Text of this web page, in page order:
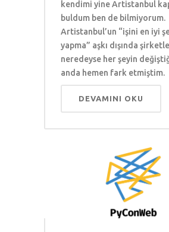
kendimi yine Artistanbul
buldum ben de bilmiyorum.
Artistanbul’un “işini en iyi
yapma” aşkı dışında
neredeyse her şeyin
anda hemen fark etmiştim.
DEVAMINI OKU